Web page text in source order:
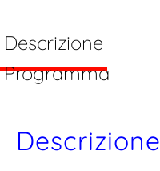
Descrizione
Programma
Descrizione